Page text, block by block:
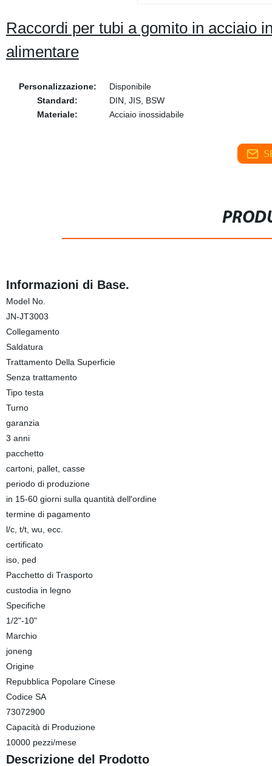
Raccordi per tubi a gomito in acciaio
alimentare
Personalizzazione:
Disponibile
Standard:
DIN, JIS, BSW
Materiale:
Acciaio inossidabile
Informazioni di Base.
Model No.
JN-JT3003
Collegamento
Saldatura
Trattamento Della Superficie
Senza trattamento
Tipo testa
Turno
garanzia
3 anni
pacchetto
cartoni, pallet, casse
periodo di produzione
in 15-60 giorni sulla quantità dell′ordine
termine di pagamento
l/c, t/t, wu, ecc.
certificato
iso, ped
Pacchetto di Trasporto
custodia in legno
Specifiche
1/2"-10"
Marchio
joneng
Origine
Repubblica Popolare Cinese
Codice SA
73072900
Capacità di Produzione
10000 pezzi/mese
Descrizione del Prodotto